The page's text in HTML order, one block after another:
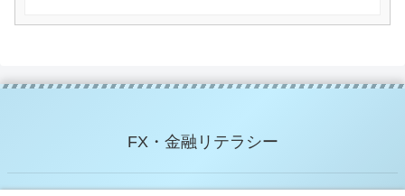
FX・金融リテラシー